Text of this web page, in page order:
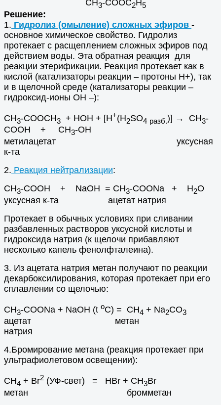
CH3-COOС2Н5
Решение:
1. Гидролиз (омыление) сложных эфиров -
основное химическое свойство. Гидролиз
протекает с расщеплением сложных эфиров под
действием воды. Эта обратная реакция для
реакции этерификации. Реакция протекает как в
кислой (катализаторы реакции – протоны Н+), так
и в щелочной среде (катализаторы реакции –
гидроксид-ионы ОН –):
СН3-СООСН3 + НОН + [Н+(H2SO4 разб. )] → CH3-
COOH + CH3-OH
метилацетат уксусная
к-та
2. Реакция нейтрализации:
CH3-COOH + NaOH = CH3-COONa + H2O
уксусная к-та ацетат натрия
Протекает в обычных условиях при сливании
разбавленных растворов уксусной кислоты и
гидроксида натрия (к щелочи прибавляют
несколько капель фенолфталеина).
3. Из ацетата натрия метан получают по реакции
декарбоксилирования, которая протекает при его
сплавлении со щелочью:
CH3-COONa + NaOH (t оC) = CH4 + Na2CO3
ацетат метан
натрия
4.Бромирование метана (реакция протекает при
ультрафиолетовом освещении):
CH4 + Br2 (УФ-свет) = HBr + CH3Br
метан бромметан